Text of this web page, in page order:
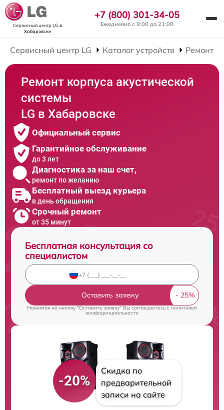
Сервисный центр LG в
Хабаровске
+7 (800) 301-34-05
Ежедневно с 9:00 до 21:00
Сервисный центр LG Каталог устройств Ремонт
Ремонт корпуса акустической
системы
LG в Хабаровске
Официальный сервис
Гарантийное обслуживание
до 3 лет
Диагностика за наш счет,
ремонт по желанию
Бесплатный выезд курьера
в день обращения
Срочный ремонт
от 35 минут
Бесплатная консультация со
специалистом
Оставить заявку
Нажимая на кнопку "Оставить заявку" Вы соглашаетесь cполитикой
конфиденциальности
-20%
Скидка по
предварительной
записи на сайте